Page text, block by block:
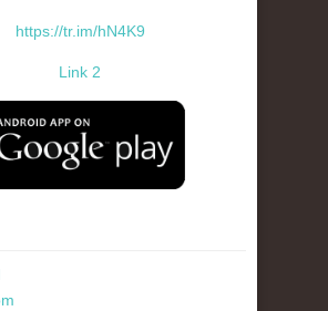
https://tr.im/hN4K9
Link 2
googleplay-app-store.png